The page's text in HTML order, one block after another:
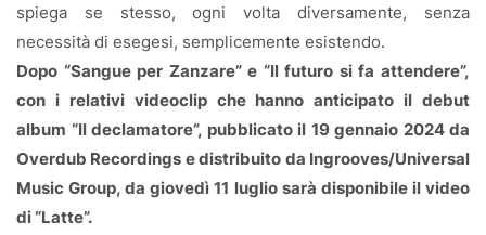
spiega se stesso, ogni volta diversamente, senza
necessità di esegesi, semplicemente esistendo.
Dopo “Sangue per Zanzare” e “Il futuro si fa attendere”,
con i relativi videoclip che hanno anticipato il debut
album “Il declamatore”, pubblicato il 19 gennaio 2024 da
Overdub Recordings e distribuito da Ingrooves/Universal
Music Group, da giovedì 11 luglio sarà disponibile il video
di “Latte”.